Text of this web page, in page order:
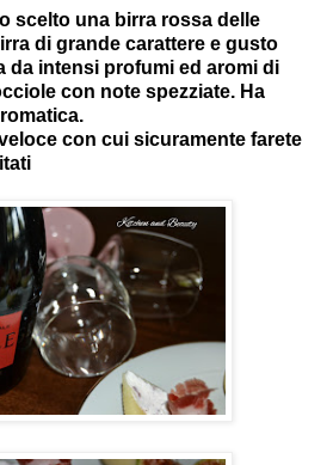
scelto una birra rossa delle
di grande carattere e gusto
da intensi profumi ed aromi di
con note spezziate. Ha
con cui sicuramente farete